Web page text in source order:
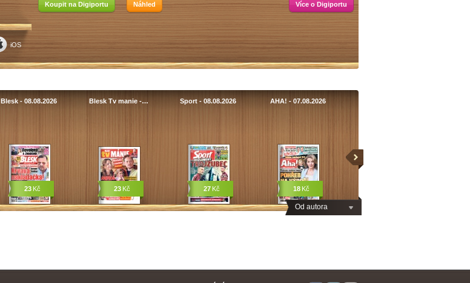
iOS
Koupit na Digiportu Náhled Více o Digiportu
Od autora
Blesk - 08.08.2026
23 Kč
Blesk Tv manie -…
23 Kč
Sport - 08.08.2026
27 Kč
AHA! - 07.08.2026
18 Kč